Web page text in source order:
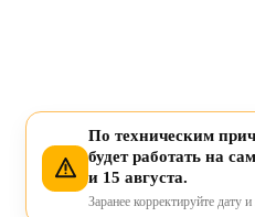
По техническим
будет работать на
и 15 августа.
Заранее корректируйте дату